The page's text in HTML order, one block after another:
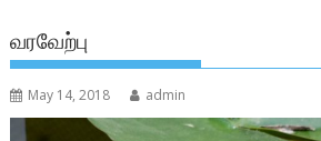
வரவேற்பு
May 14, 2018 admin